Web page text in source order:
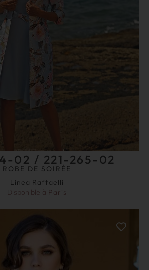
02 / 221-265-02
ROBE DE SOIRÉE
Linea Raffaelli
Disponible à Paris